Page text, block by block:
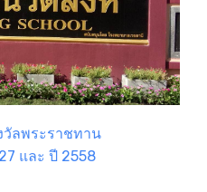
วัลพระราชทาน
และ ปี 2558